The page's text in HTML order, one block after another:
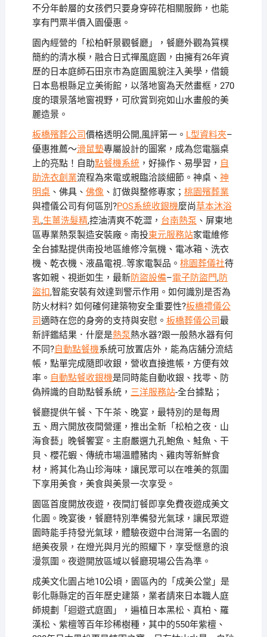
不分年齡層的女孩們只要身穿碎花相關服飾，也能
享有門票半價入園優惠。
園內經營的「松柏軒景觀餐廳」，餐廳外觀為質樸
簡約的清水模，融合日式禪風庭園，由擁有26年資
歷的日本庭師石田京市為庭園風貌注入美學，借鏡
日本島根縣足立美術館，以落地窗為天然畫框，270
度的環景落地窗視野，可欣賞到宛如山水畫般的美
麗造景。
板橋殯葬公司價格透明公開,風評第一。 L型資料夾–
優惠推薦～滑鼠墊專屬設計的圖案，成為您電腦桌
上的亮點！自助點餐機系統，好操作、易學習， 自
助洗衣創業流程為來電或親臨洽談細節。神桌、 神
明桌、佛具、 佛像 、訂做與整修專家； 桃園殯葬業
與禮儀公司有何區別?POS系統收銀機麼尚草本沐浴
乳,生薑洗髮精,控油清爽不乾澀， 台南熱泵 、屏東地
區專業熱泵製造安裝廠。南投東元服務站家電維修
全台據點提供南投地區維修冷氣機、電冰箱、洗衣
機、乾衣機、液晶電視..等家電製品。 桃園葬儀社待
客如親、視逝如生，最新防盜設備–電子防盜門,防
盜扣,智能安裝有效達到警示作用。如何識別是否為
防火材料? 如何確何建築物安全重要性?板橋禮儀公
司適時在您的身旁的支持與安慰。 板橋葬儀公司最
新評鑑結果．什麼是熱泵熱水器?跟一般熱水器有何
不同?自動點餐機系統可放置店外，能為店舖分流結
帳，點單完成隨即收銀，營收直接進帳，方便有效
率。 自動點餐收銀機是同時能自動收銀、找零、防
偽辨識的自助點餐系統， 三洋服務站-全台據點；
餐廳提供午餐、下午茶、晚宴，最特別的是每周
五、周六開放夜間營運，推出全新「松柏之夜．山
海食藝」晚餐饗宴。主廚嚴選九孔鮑魚、鮭魚、干
貝、櫻花蝦、傳統市場溫體豬肉、雞肉等新鮮食
材，將其化為山珍海味，讓民眾可以在唯美的氛圍
下享用美食，美食與美景一次享受。
園區首度開放夜遊，夜間訂餐即享免費夜遊成美文
化園。晚宴後，餐廳特別準備發光氣球，讓民眾遊
園時能手持發光氣球，體驗夜遊中台灣第一名園的
絕美夜景，在燈光與月光的照耀下，享受愜意的浪
漫氛圍。夜遊開放區域以餐廳現場公告為準。
成美文化園占地10公頃，園區內的「成美公堂」是
彰化縣縣定的百年歷史建築，業者請來日本職人庭
師規劃「迴遊式庭園」，遍植日本黑松、真柏、羅
漢松、紫檀等百年珍稀樹種，其中的550年紫檀、